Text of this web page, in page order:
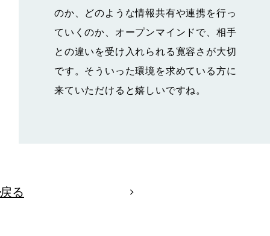
のか、どのような情報共有や連携を行っ
ていくのか、オープンマインドで、相手
との違いを受け入れられる寛容さが大切
です。そういった環境を求めている方に
来ていただけると嬉しいですね。
戻る